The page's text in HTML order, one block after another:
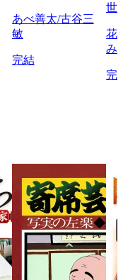
あべ善太/古谷三
敏
完結
世
花
み/
完